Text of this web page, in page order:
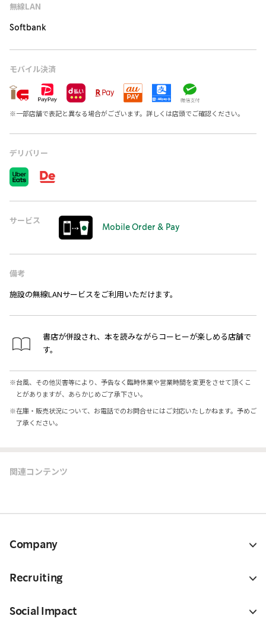
無線LAN
Softbank
モバイル決済
※一部店舗で表記と異なる場合がございます。詳しくは店頭でご確認ください。
デリバリー
サービス
Mobile Order & Pay
備考
施設の無線LANサービスをご利用いただけます。
書店が併設され、本を読みながらコーヒーが楽しめる店舗で
す。
※台風、その他災害等により、予告なく臨時休業や営業時間を変更をさせて頂くこ
とがありますが、あらかじめご了承下さい。
※在庫・販売状況について、お電話でのお問合せにはご対応いたしかねます。予めご
了承ください。
関連コンテンツ
Company
Recruiting
Social Impact